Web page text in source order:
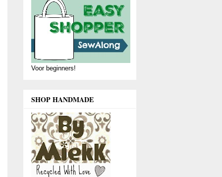
Voor beginners!
SHOP HANDMADE